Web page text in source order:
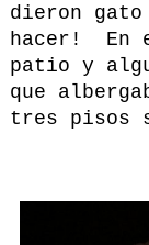
dieron gato
hacer! En
patio y
que
tres pisos